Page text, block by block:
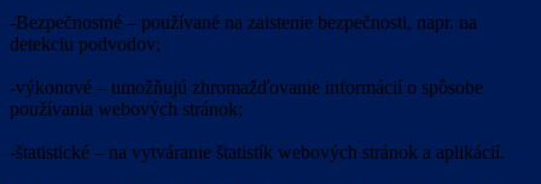
-Bezpečnostné – používané na zaistenie bezpečnosti, napr. na
detekciu podvodov;
-výkonové – umožňujú zhromažďovanie informácií o spôsobe
používania webových stránok;
-štatistické – na vytváranie štatistík webových stránok a aplikácií.